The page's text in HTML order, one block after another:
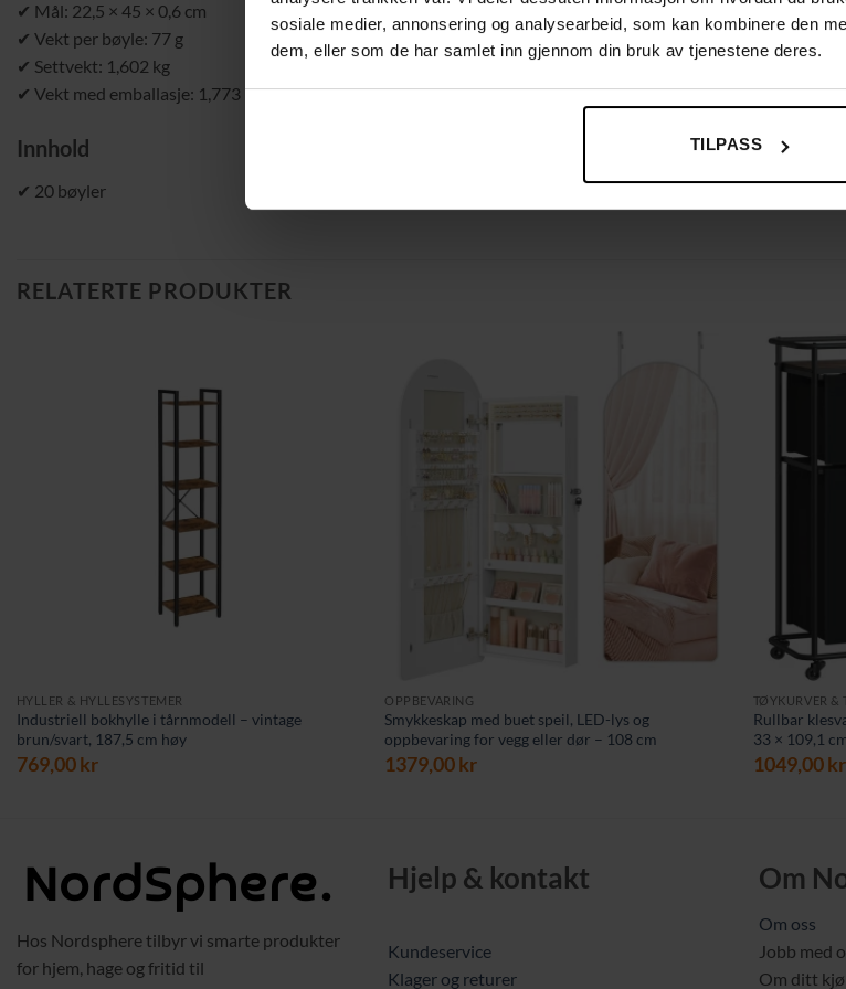
sosiale medier, annonsering og analysearbeid, som kan kombinere den
dem, eller som de har samlet inn gjennom din bruk av tjenestene deres.
TILPASS
✔ Mål: 22,5 × 45 × 0,6 cm
✔ Vekt per bøyle: 77 g
✔ Settvekt: 1,602 kg
✔ Vekt med emballasje: 1,773 kg
Innhold
✔ 20 bøyler
RELATERTE PRODUKTER
HYLLER & HYLLESYSTEMER
Industriell bokhylle i tårnmodell – vintage
brun/svart, 187,5 cm høy
769,00kr
OPPBEVARING
Smykkeskap med buet speil, LED-lys og
oppbevaring for vegg eller dør – 108 cm
1379,00kr
TØYKURVER &
Rullbar
33 × 109,1
1049,00kr
Hos Nordsphere tilbyr vi smarte produkter
for hjem, hage og fritid til
Hjelp & kontakt
Kundeservice
Klager og returer
Om
Om oss
Jobb med
Om ditt